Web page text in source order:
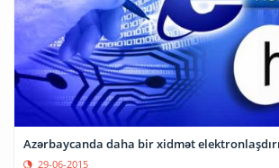
Azərbaycanda daha bir xidmət
29-06-2015